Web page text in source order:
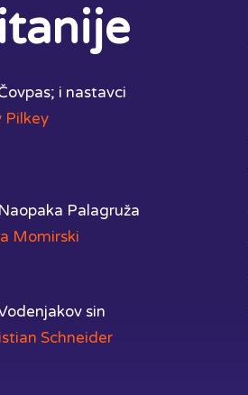
i nastavci
Pilkey
Naopaka Palagruža
Momirski
sin
Schneider